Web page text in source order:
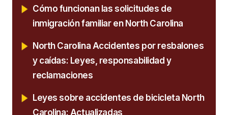
Cómo funcionan las solicitudes de
inmigración familiar en North Carolina
North Carolina Accidentes por resbalones
y caídas: Leyes, responsabilidad y
reclamaciones
Leyes sobre accidentes de bicicleta North
Carolina: Actualizadas